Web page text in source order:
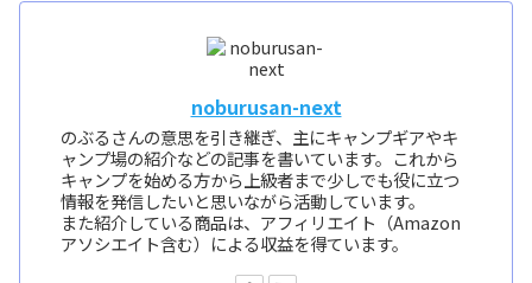
noburusan-next
のぶるさんの意思を引き継ぎ、主にキャンプギアやキ
ャンプ場の紹介などの記事を書いています。これから
キャンプを始める方から上級者まで少しでも役に立つ
情報を発信したいと思いながら活動しています。
また紹介している商品は、アフィリエイト（Amazon
アソシエイト含む）による収益を得ています。